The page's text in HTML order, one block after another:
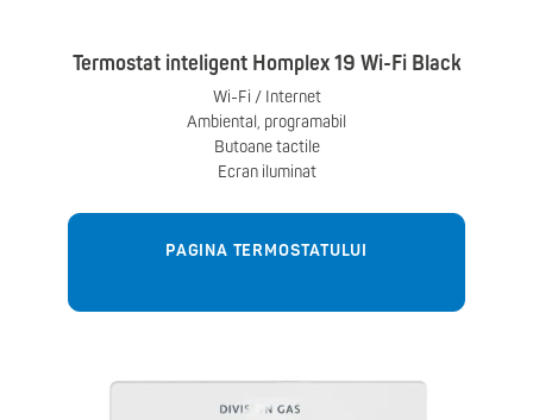
Termostat inteligent Homplex 19 Wi-Fi Black
Wi-Fi / Internet
Ambiental, programabil
Butoane tactile
Ecran iluminat
PAGINA TERMOSTATULUI